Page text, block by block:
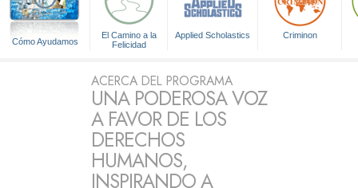
Cómo Ayudamos
El Camino a la
Felicidad
Applied Scholastics Criminon
ACERCA DEL PROGRAMA
UNA PODEROSA VOZ
A FAVOR DE LOS
DERECHOS
HUMANOS,
INSPIRANDO A